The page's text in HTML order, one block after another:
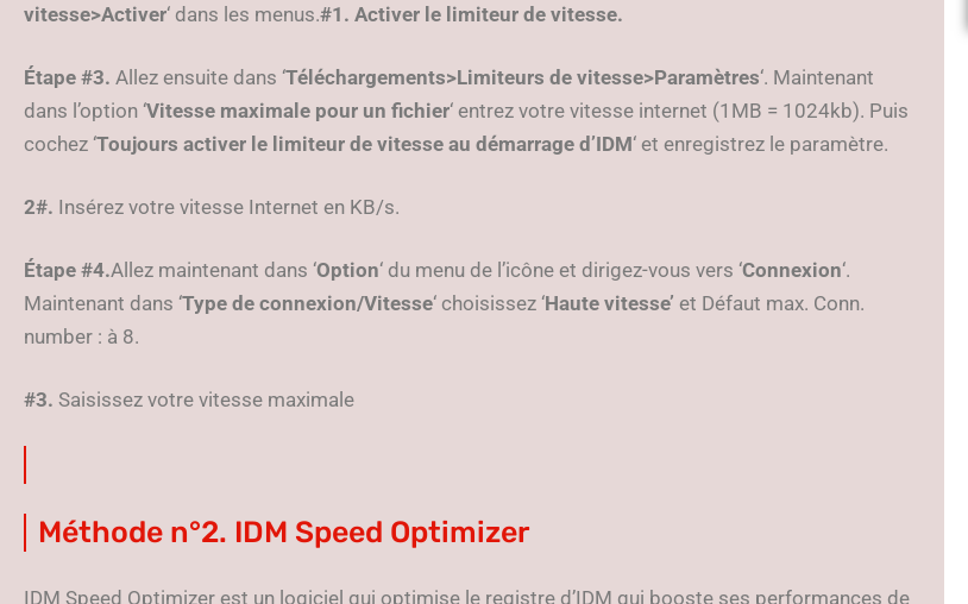
vitesse>Activer‘ dans les menus.#1. Activer le limiteur de vitesse.
Étape #3. Allez ensuite dans ‘Téléchargements>Limiteurs de vitesse>Paramètres‘. Maintenant
dans l’option ‘Vitesse maximale pour un fichier‘ entrez votre vitesse internet (1MB = 1024kb). Puis
cochez ‘Toujours activer le limiteur de vitesse au démarrage d’IDM‘ et enregistrez le paramètre.
2#. Insérez votre vitesse Internet en KB/s.
Étape #4.Allez maintenant dans ‘Option‘ du menu de l’icône et dirigez-vous vers ‘Connexion‘.
Maintenant dans ‘Type de connexion/Vitesse‘ choisissez ‘Haute vitesse’ et Défaut max. Conn.
number : à 8.
#3. Saisissez votre vitesse maximale
Méthode n°2. IDM Speed Optimizer
IDM Speed Optimizer est un logiciel qui optimise le registre d’IDM qui booste ses performances de